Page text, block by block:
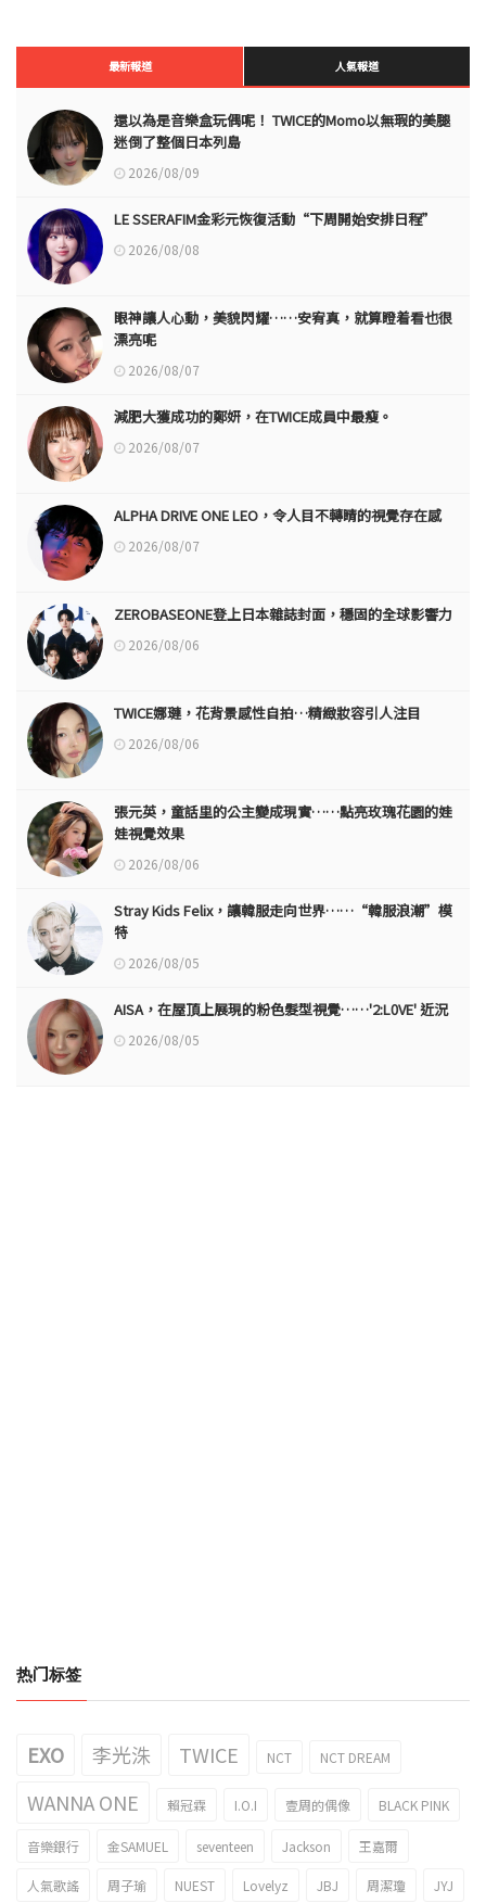
最新報道 人氣報道
還以為是音樂盒玩偶呢！ TWICE的Momo以無瑕的美腿
迷倒了整個日本列島
2026/08/09
LE SSERAFIM金彩元恢復活動“下周開始安排日程”
2026/08/08
眼神讓人心動，美貌閃耀……安宥真，就算瞪着看也很
漂亮呢
2026/08/07
減肥大獲成功的鄭妍，在TWICE成員中最瘦。
2026/08/07
ALPHA DRIVE ONE LEO，令人目不轉睛的視覺存在感
2026/08/07
ZEROBASEONE登上日本雜誌封面，穩固的全球影響力
2026/08/06
TWICE娜璉，花背景感性自拍…精緻妝容引人注目
2026/08/06
張元英，童話里的公主變成現實……點亮玫瑰花園的娃
娃視覺效果
2026/08/06
Stray Kids Felix，讓韓服走向世界……“韓服浪潮”模
特
2026/08/05
AISA，在屋頂上展現的粉色髮型視覺……'2:L0VE' 近況
2026/08/05
热门标签
EXO 李光洙 TWICE NCT NCT DREAM
WANNA ONE 賴冠霖 I.O.I 壹周的偶像 BLACK PINK
音樂銀行 金SAMUEL seventeen Jackson 王嘉爾
人氣歌謠 周子瑜 NUEST Lovelyz JBJ 周潔瓊 JYJ